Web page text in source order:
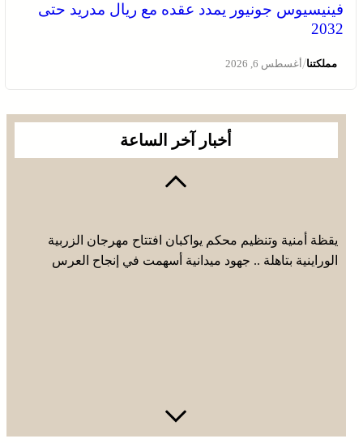
فينيسيوس جونيور يمدد عقده مع ريال مدريد حتى
2032
مملكتنا/أغسطس 6, 2026
أخبار آخر الساعة
يقظة أمنية وتنظيم محكم يواكبان افتتاح مهرجان الزربية
الوراينية بتاهلة .. جهود ميدانية أسهمت في إنجاح العرس